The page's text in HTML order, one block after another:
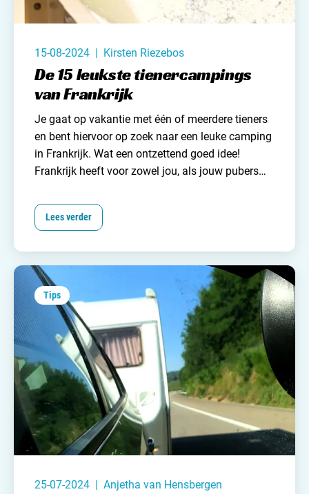
15-08-2024 | Kirsten Riezebos
De 15 leukste tienercampings
van Frankrijk
Je gaat op vakantie met één of meerdere tieners
en bent hiervoor op zoek naar een leuke camping
in Frankrijk. Wat een ontzettend goed idee!
Frankrijk heeft voor zowel jou, als jouw pubers
weer erg groot, is de natuur schitterend, het eten
lekker, valt er veel te ontdekken en ... en zijn er
Lees verder
Tips
25-07-2024 | Anjetha van Hensbergen